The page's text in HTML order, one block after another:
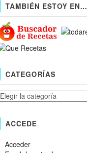
TAMBIÉN ESTOY EN…
CATEGORÍAS
Categorías
ACCEDE
Acceder